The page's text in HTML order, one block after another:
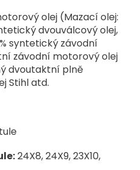
olej (Mazací olej:
dvouválcový olej,
syntetický závodní
závodní motorový olej
dvoutaktní plně
Stihl atd.
24X8, 24X9, 23X10,